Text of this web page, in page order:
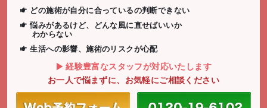
どの施術が自分に合っているの判断できない
悩みがあるけど、どんな風に直せばいいか
わからない
生活への影響、施術のリスクが心配
経験豊富なスタッフが対応いたします
お一人で悩まずに、お気軽にご相談ください